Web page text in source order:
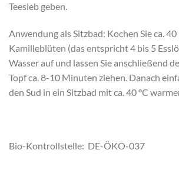
Teesieb geben.
Anwendung als Sitzbad: Kochen Sie ca. 40
Kamilleblüten (das entspricht 4 bis 5
Wasser auf und lassen Sie anschließend
Topf ca. 8-10 Minuten ziehen. Danach
den Sud in ein Sitzbad mit ca. 40 °C
Bio-Kontrollstelle: DE-ÖKO-037